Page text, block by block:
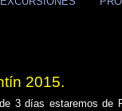
2015.
3 días estaremos de